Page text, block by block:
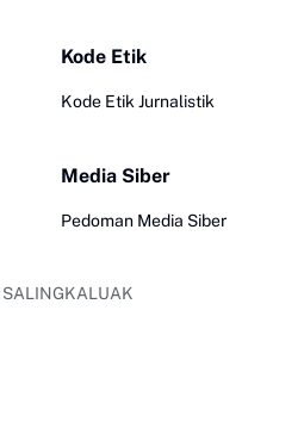
Kode Etik
Kode Etik Jurnalistik
Media Siber
Pedoman Media Siber
SALINGKALUAK